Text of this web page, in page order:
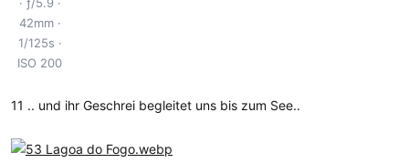
ƒ/5.9
42mm
1/125s
ISO 200
11 .. und ihr Geschrei begleitet uns bis zum See..